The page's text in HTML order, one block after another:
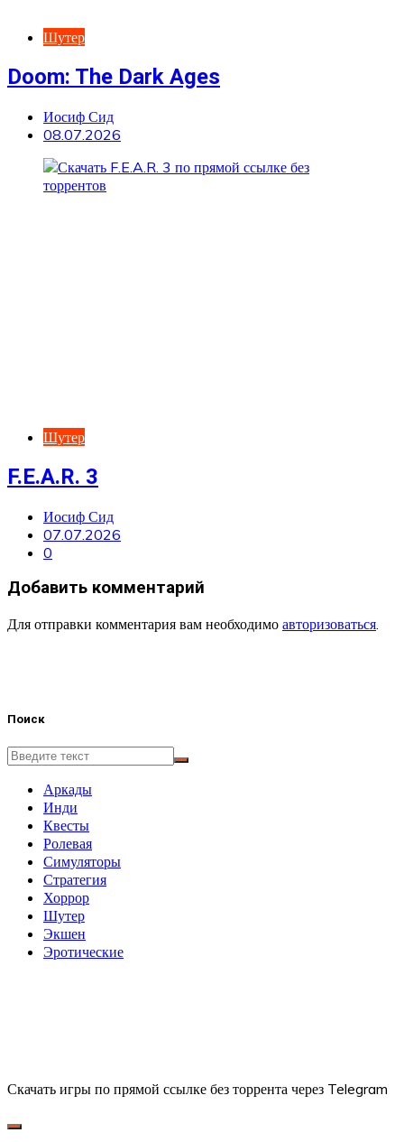
Шутер
Doom: The Dark Ages
Иосиф Сид
08.07.2026
Шутер
F.E.A.R. 3
Иосиф Сид
07.07.2026
0
Добавить комментарий
Для отправки комментария вам необходимо авторизоваться.
Поиск
Аркады
Инди
Квесты
Ролевая
Симуляторы
Стратегия
Хоррор
Шутер
Экшен
Эротические
Скачать игры по прямой ссылке без торрента через Telegram